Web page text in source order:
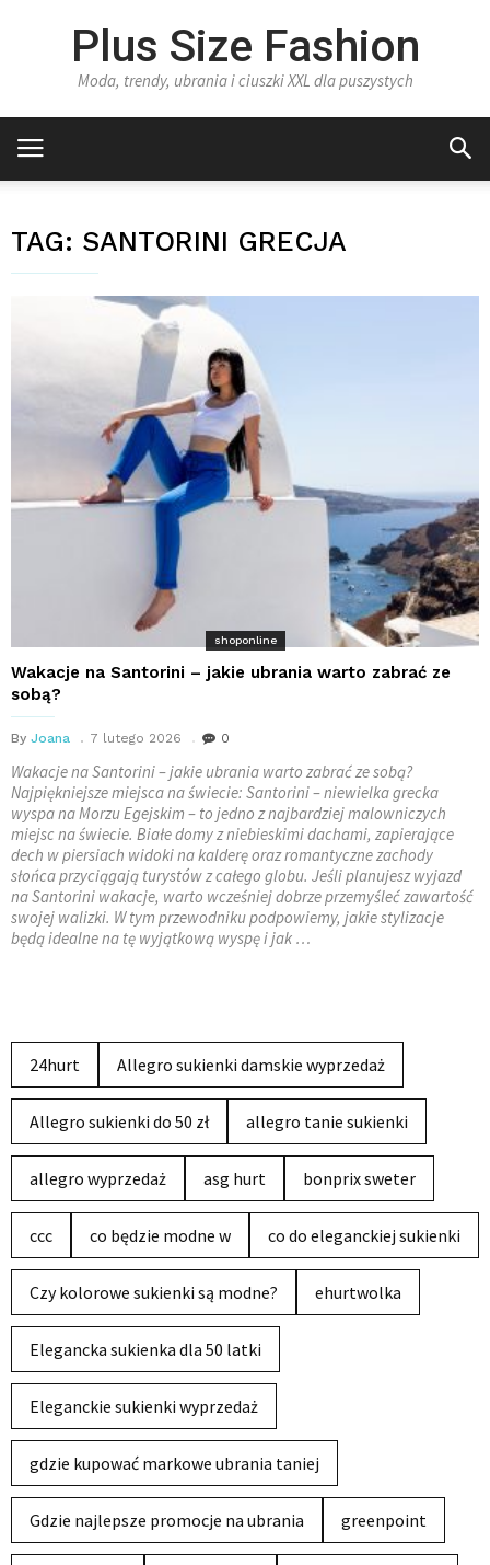
Plus Size Fashion
Moda, trendy, ubrania i ciuszki XXL dla puszystych
TAG: SANTORINI GRECJA
shoponline
Wakacje na Santorini – jakie ubrania warto zabrać ze
sobą?
By Joana 7 lutego 2026 0
Wakacje na Santorini – jakie ubrania warto zabrać ze sobą?
Najpiękniejsze miejsca na świecie: Santorini – niewielka grecka
wyspa na Morzu Egejskim – to jedno z najbardziej malowniczych
miejsc na świecie. Białe domy z niebieskimi dachami, zapierające
dech w piersiach widoki na kalderę oraz romantyczne zachody
słońca przyciągają turystów z całego globu. Jeśli planujesz wyjazd
na Santorini wakacje, warto wcześniej dobrze przemyśleć zawartość
swojej walizki. W tym przewodniku podpowiemy, jakie stylizacje
będą idealne na tę wyjątkową wyspę i jak …
24hurt Allegro sukienki damskie wyprzedaż
Allegro sukienki do 50 zł allegro tanie sukienki
allegro wyprzedaż asg hurt bonprix sweter
ccc co będzie modne w co do eleganckiej sukienki
Czy kolorowe sukienki są modne? ehurtwolka
Elegancka sukienka dla 50 latki
Eleganckie sukienki wyprzedaż
gdzie kupować markowe ubrania taniej
Gdzie najlepsze promocje na ubrania greenpoint